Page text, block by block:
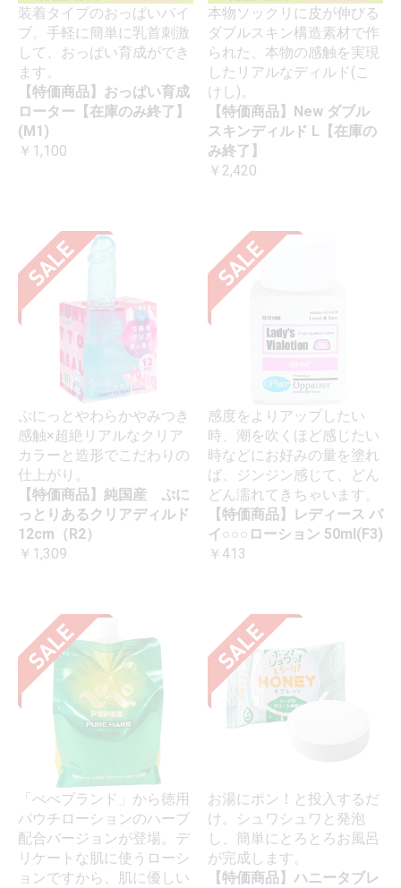
装着タイプのおっぱいバイ
ブ。手軽に簡単に乳首刺激
して、おっぱい育成ができ
ます。
【特価商品】おっぱい育成
ローター【在庫のみ終了】
(M1)
￥1,100
本物ソックリに皮が伸びる
ダブルスキン構造素材で作
られた、本物の感触を実現
したリアルなディルド(こ
けし)。
【特価商品】New ダブル
スキンディルド L【在庫の
み終了】
￥2,420
ぷにっとやわらかやみつき
感触×超絶リアルなクリア
カラーと造形でこだわりの
仕上がり。
【特価商品】純国産 ぷに
っとりあるクリアディルド
12cm（R2）
￥1,309
感度をよりアップしたい
時、潮を吹くほど感じたい
時などにお好みの量を塗れ
ば、ジンジン感じて、どん
どん濡れてきちゃいます。
【特価商品】レディース バ
イ○○○ローション 50ml(F3)
￥413
「ぺぺブランド」から徳用
パウチローションのハーブ
配合バージョンが登場。デ
リケートな肌に使うローシ
ョンですから、肌に優しい
お湯にポン！と投入するだ
け。シュワシュワと発泡
し、簡単にとろとろお風呂
が完成します。
【特価商品】ハニータブレ